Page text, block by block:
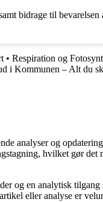
bidrage til bevarelsen
• Respiration og
i Kommunen – Alt du
analyser og
hvilket gør det
og en analytisk
eller analyse er